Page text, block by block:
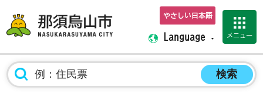
那須烏山市ホーム
やさしい日本語
Language メニュー